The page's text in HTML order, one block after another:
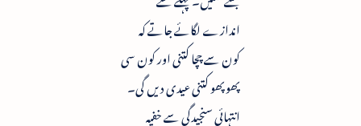
اندازے لگائے جاتے کہ
کون سے چچا کتنی اور کون سی
پھوپھو کتنی عیدی دیں گی۔
انتہائی سنجیدگی سے خفیہ